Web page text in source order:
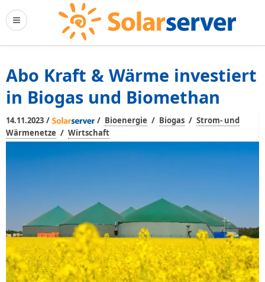
Abo Kraft & Wärme investiert
in Biogas und Biomethan
14.11.2023 / / Bioenergie / Biogas / Strom- und
Wärmenetze / Wirtschaft